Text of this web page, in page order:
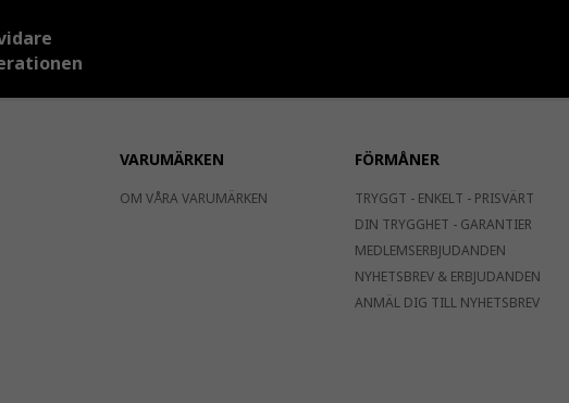
VARUMÄRKEN
OM VÅRA VARUMÄRKEN
FÖRMÅNER
TRYGGT - ENKELT - PRISVÄRT
DIN TRYGGHET - GARANTIER
MEDLEMSERBJUDANDEN
NYHETSBREV & ERBJUDANDEN
ANMÄL DIG TILL NYHETSBREV